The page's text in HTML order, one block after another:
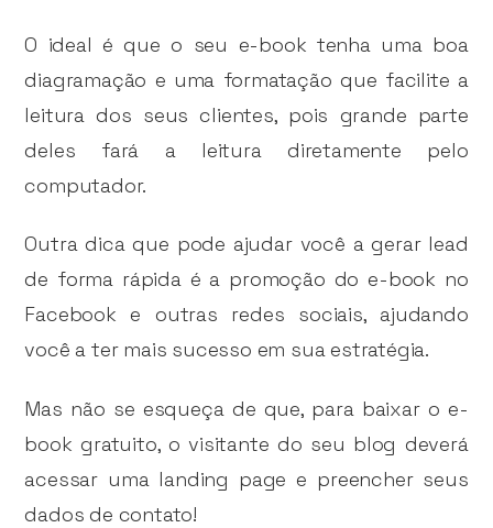
O ideal é que o seu e-book tenha uma boa
diagramação e uma formatação que facilite a
leitura dos seus clientes, pois grande parte
deles fará a leitura diretamente pelo
computador.
Outra dica que pode ajudar você a gerar lead
de forma rápida é a promoção do e-book no
Facebook e outras redes sociais, ajudando
você a ter mais sucesso em sua estratégia.
Mas não se esqueça de que, para baixar o e-
book gratuito, o visitante do seu blog deverá
acessar uma landing page e preencher seus
dados de contato!